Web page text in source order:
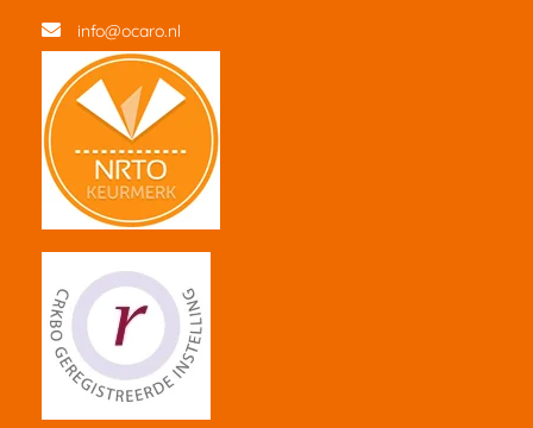
info@ocaro.nl